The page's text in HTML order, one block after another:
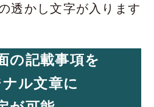
透かし文字が入ります
の記載事項を
ル文章に